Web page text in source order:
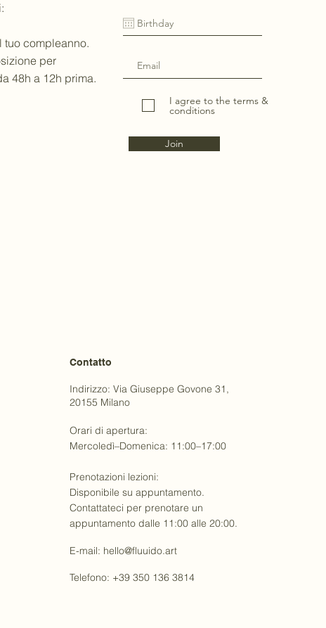
tuo compleanno.
per
48h a 12h prima.
I agree to the terms &
conditions
Join
Contatto
Indirizzo: Via Giuseppe Govone 31,
20155 Milano
Orari di apertura:
Mercoledì–Domenica: 11:00–17:00
Prenotazioni lezioni:
Disponibile su appuntamento.
Contattateci per prenotare un
appuntamento dalle 11:00 alle 20:00.
E-mail: hello@fluuido.art
Telefono: +39 350 136 3814